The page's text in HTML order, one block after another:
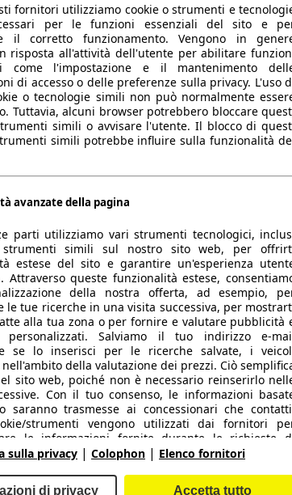
Area rivenditori
Servizi per i dealer
fornitori utilizziamo cookie o strumenti e
per le funzioni essenziali del sito e
il corretto funzionamento. Vengono in
risposta all'attività dell'utente per abilitare
come l'impostazione e il mantenimento
di accesso o delle preferenze sulla privacy. L'uso
o tecnologie simili non può normalmente
Tuttavia, alcuni browser potrebbero bloccare
simili o avvisare l'utente. Il blocco di
simili potrebbe influire sulla funzionalità
avanzate della pagina
parti utilizziamo vari strumenti tecnologici,
simili sul nostro sito web, per
estese del sito e garantire un'esperienza
Attraverso queste funzionalità estese,
della nostra offerta, ad esempio,
le tue ricerche in una visita successiva, per
alla tua zona o per fornire e valutare pubblicità
personalizzati. Salviamo il tuo indirizzo e-
se lo inserisci per le ricerche salvate, i
della valutazione dei prezzi. Ciò
sito web, poiché non è necessario reinserirlo
Con il tuo consenso, le informazioni
saranno trasmesse ai concessionari che
strumenti vengono utilizzati dai fornitori
le informazioni fornite durante le richieste
per 30 giorni e per riutilizzarle automaticamente
Senza l'utilizzo di tali cookie/strumenti, tali
sulla privacy | Colophon | Elenco fornitori
di privacy Accetta tutto